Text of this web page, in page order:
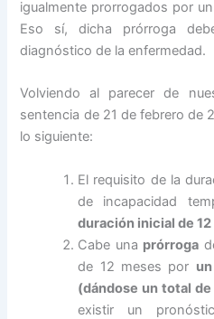
igualmente prorrogados por
Eso sí, dicha prórroga
diagnóstico de la enfermedad.
Volviendo al parecer de
sentencia de 21 de febrero de
lo siguiente:
El requisito de la
de incapacidad
duración inicial de
Cabe una prórroga
de 12 meses por
(dándose un total de
existir un